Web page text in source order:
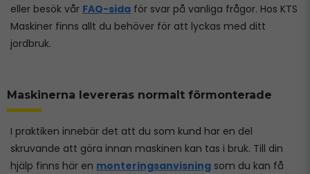
eller besök vår FAQ-sida för svar på vanliga frågor. Hos KTS
Maskiner finns allt du behöver för att lyckas med ditt
jordbruk.
Maskinerna levereras normalt förmonterade
I praktiken innebär det att du som kund har en del
skruvande att göra innan maskinen kan tas i bruk. Till din
hjälp finns här en monteringsanvisning som du kan få